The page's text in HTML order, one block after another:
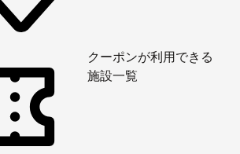
ティは用意されているので助かりま
クーポンが利用できる
施設一覧